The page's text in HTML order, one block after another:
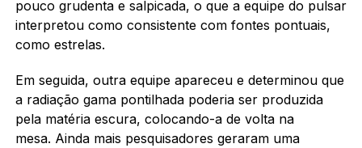
pouco grudenta e salpicada, o que a equipe do pulsar
interpretou como consistente com fontes pontuais,
como estrelas.
Em seguida, outra equipe apareceu e determinou que
a radiação gama pontilhada poderia ser produzida
pela matéria escura, colocando-a de volta na
mesa. Ainda mais pesquisadores geraram uma